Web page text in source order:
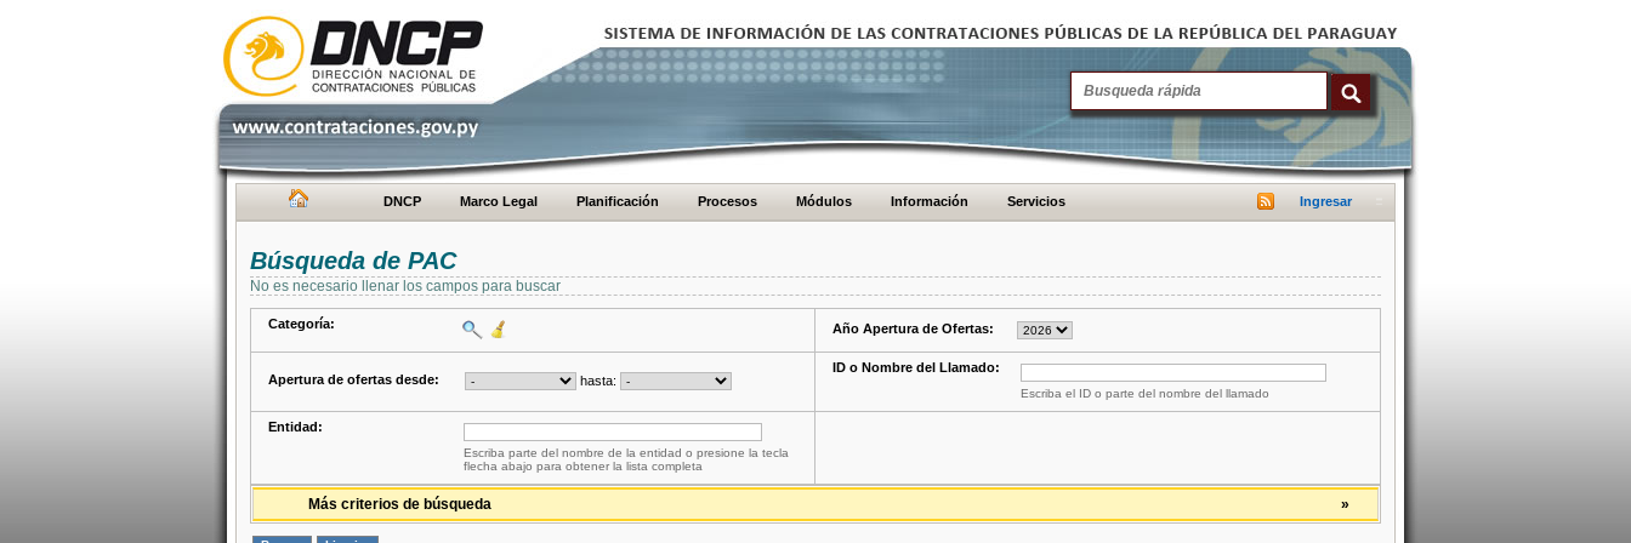
DNCP Marco Legal Planificación Procesos Módulos Información Servicios Ingresar
Búsqueda de PAC
No es necesario llenar los campos para buscar
Categoría: Año Apertura de Ofertas:
Apertura de ofertas desde: hasta:
ID o Nombre del Llamado:
Escriba el ID o parte del nombre del llamado
Entidad:
Escriba parte del nombre de la entidad o presione la tecla
flecha abajo para obtener la lista completa
»
Más criterios de búsqueda